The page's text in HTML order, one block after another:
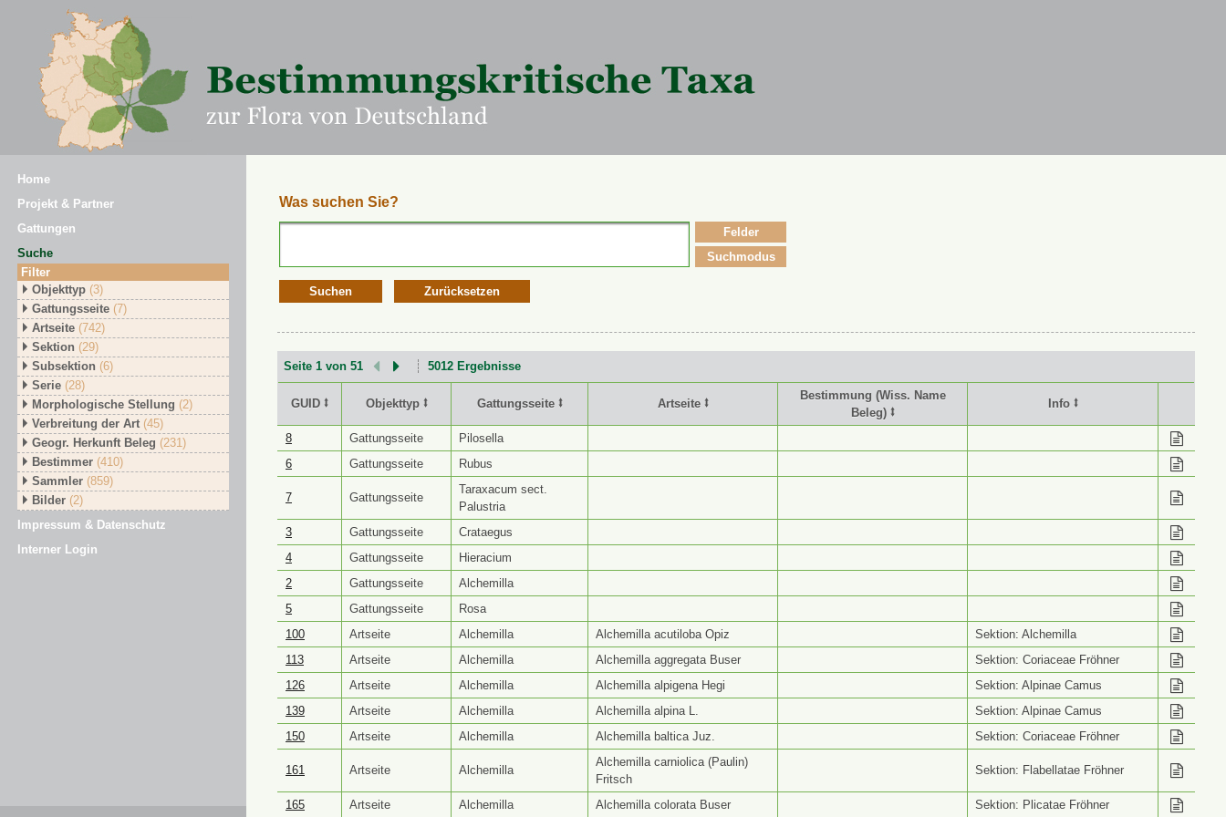
Home
Projekt & Partner
Gattungen
Suche
Filter
Objekttyp (3)
Gattungsseite (7)
Artseite (742)
Sektion (29)
Subsektion (6)
Serie (28)
Morphologische Stellung (2)
Verbreitung der Art (45)
Geogr. Herkunft Beleg (231)
Bestimmer (410)
Sammler (859)
Bilder (2)
Impressum & Datenschutz
Interner Login
Was suchen Sie?
Suchen Zurücksetzen
Felder
Suchmodus
Seite 1 von 51 5012 Ergebnisse
GUID ⭥ Objekttyp ⭥ Gattungsseite ⭥ Artseite ⭥
Bestimmung (Wiss. Name
Beleg) ⭥
Info ⭥
GUID ⭥ Objekttyp ⭥ Gattungsseite ⭥
Beleg) ⭥
8 Gattungsseite
Pilosella
6
Gattungsseite Rubus
7 Gattungsseite
Taraxacum sect.
Palustria
3
Gattungsseite
Crataegus
4
Gattungsseite
Hieracium
2
Gattungsseite
Alchemilla
5
Gattungsseite
Rosa
100
Artseite Alchemilla Alchemilla acutiloba Opiz
Sektion: Alchemilla
113
Artseite Alchemilla Alchemilla aggregata Buser
Sektion: Coriaceae Fröhner
126
Artseite Alchemilla Alchemilla alpigena Hegi
Sektion: Alpinae Camus
139
Artseite Alchemilla Alchemilla alpina L.
Sektion: Alpinae Camus
150
Artseite Alchemilla Alchemilla baltica Juz. Sektion: Coriaceae Fröhner
161 Artseite Alchemilla
Alchemilla carniolica (Paulin)
Fritsch
Sektion: Flabellatae Fröhner
165 Artseite Alchemilla Alchemilla colorata Buser Sektion: Plicatae Fröhner